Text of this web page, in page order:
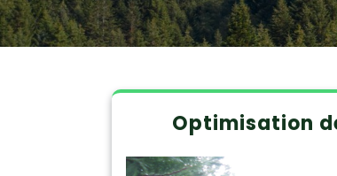
Optimisation